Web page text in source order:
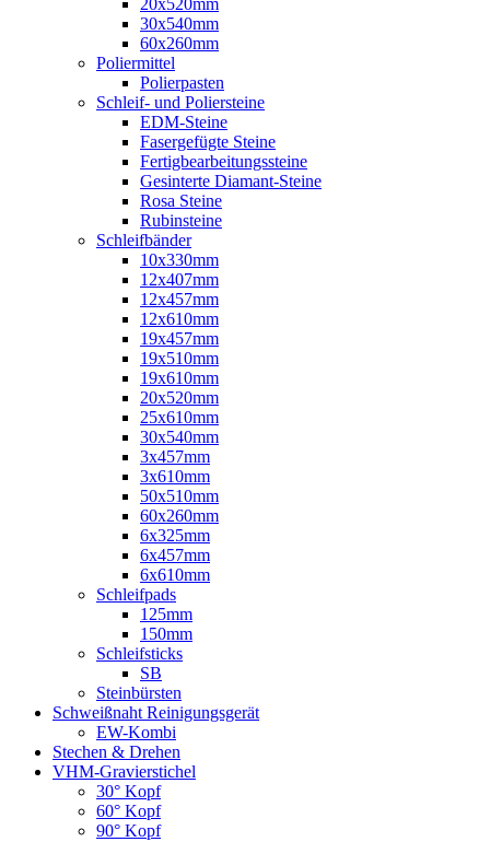
20x520mm
30x540mm
60x260mm
Poliermittel
Polierpasten
Schleif- und Poliersteine
EDM-Steine
Fasergefügte Steine
Fertigbearbeitungssteine
Gesinterte Diamant-Steine
Rosa Steine
Rubinsteine
Schleifbänder
10x330mm
12x407mm
12x457mm
12x610mm
19x457mm
19x510mm
19x610mm
20x520mm
25x610mm
30x540mm
3x457mm
3x610mm
50x510mm
60x260mm
6x325mm
6x457mm
6x610mm
Schleifpads
125mm
150mm
Schleifsticks
SB
Steinbürsten
Schweißnaht Reinigungsgerät
EW-Kombi
Stechen & Drehen
VHM-Gravierstichel
30° Kopf
60° Kopf
90° Kopf